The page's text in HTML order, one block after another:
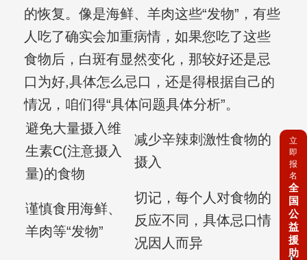
的恢复。像是海鲜、羊肉这些“发物”，有些
人吃了确实会加重病情，如果您吃了这些
食物后，白斑有显然变化，那较好还是忌
口为好,具体怎么忌口，还是得根据自己的
情况，咱们得“具体问题具体分析”。
避免大量摄入维
生素C(注意摄入
量)的食物
减少辛辣刺激性食物的
摄入
谨慎食用海鲜、
羊肉等“发物”
切记，每个人对食物的
反应不同，具体忌口情
况因人而异
立
即
报
名
全
国
公
益
援
助